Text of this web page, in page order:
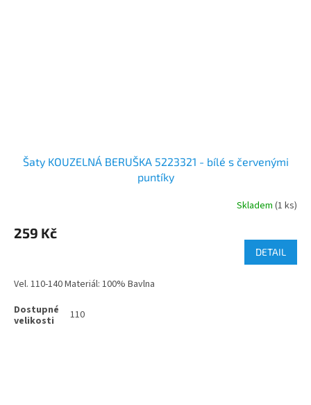
Šaty KOUZELNÁ BERUŠKA 5223321 - bílé s červenými
puntíky
Skladem (1 ks)
259 Kč
DETAIL
Vel. 110-140 Materiál: 100% Bavlna
110